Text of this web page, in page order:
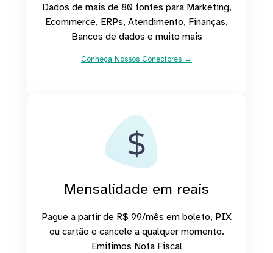
Dados de mais de 80 fontes para Marketing,
Ecommerce, ERPs, Atendimento, Finanças,
Bancos de dados e muito mais
Conheça Nossos Conectores →
Mensalidade em reais
Pague a partir de R$ 99/mês em boleto, PIX
ou cartão e cancele a qualquer momento.
Emitimos Nota Fiscal